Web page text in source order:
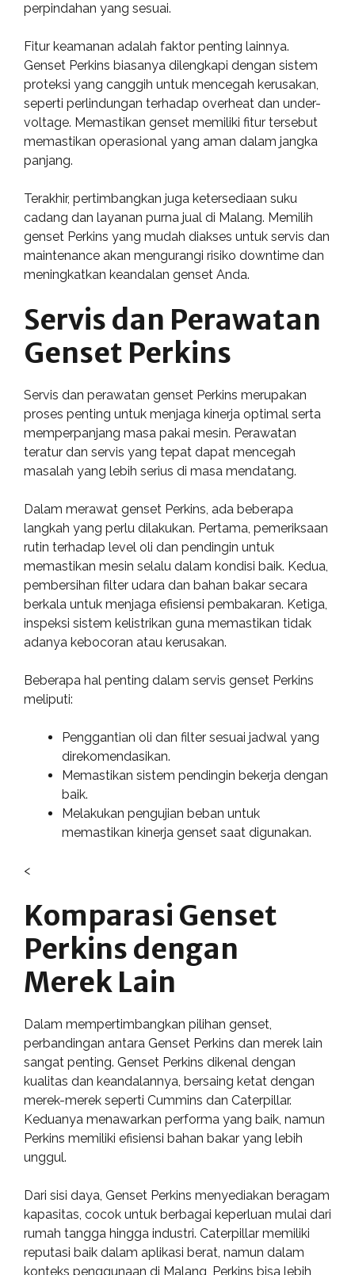
perpindahan yang sesuai.
Fitur keamanan adalah faktor penting lainnya.
Genset Perkins biasanya dilengkapi dengan sistem
proteksi yang canggih untuk mencegah kerusakan,
seperti perlindungan terhadap overheat dan under-
voltage. Memastikan genset memiliki fitur tersebut
memastikan operasional yang aman dalam jangka
panjang.
Terakhir, pertimbangkan juga ketersediaan suku
cadang dan layanan purna jual di Malang. Memilih
genset Perkins yang mudah diakses untuk servis dan
maintenance akan mengurangi risiko downtime dan
meningkatkan keandalan genset Anda.
Servis dan Perawatan
Genset Perkins
Servis dan perawatan genset Perkins merupakan
proses penting untuk menjaga kinerja optimal serta
memperpanjang masa pakai mesin. Perawatan
teratur dan servis yang tepat dapat mencegah
masalah yang lebih serius di masa mendatang.
Dalam merawat genset Perkins, ada beberapa
langkah yang perlu dilakukan. Pertama, pemeriksaan
rutin terhadap level oli dan pendingin untuk
memastikan mesin selalu dalam kondisi baik. Kedua,
pembersihan filter udara dan bahan bakar secara
berkala untuk menjaga efisiensi pembakaran. Ketiga,
inspeksi sistem kelistrikan guna memastikan tidak
adanya kebocoran atau kerusakan.
Beberapa hal penting dalam servis genset Perkins
meliputi:
Penggantian oli dan filter sesuai jadwal yang
direkomendasikan.
Memastikan sistem pendingin bekerja dengan
baik.
Melakukan pengujian beban untuk
memastikan kinerja genset saat digunakan.
<
Komparasi Genset
Perkins dengan
Merek Lain
Dalam mempertimbangkan pilihan genset,
perbandingan antara Genset Perkins dan merek lain
sangat penting. Genset Perkins dikenal dengan
kualitas dan keandalannya, bersaing ketat dengan
merek-merek seperti Cummins dan Caterpillar.
Keduanya menawarkan performa yang baik, namun
Perkins memiliki efisiensi bahan bakar yang lebih
unggul.
Dari sisi daya, Genset Perkins menyediakan beragam
kapasitas, cocok untuk berbagai keperluan mulai dari
rumah tangga hingga industri. Caterpillar memiliki
reputasi baik dalam aplikasi berat, namun dalam
konteks penggunaan di Malang, Perkins bisa lebih